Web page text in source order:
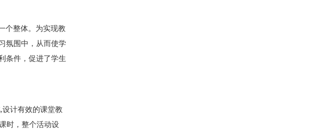
个整体。为实现教
氛围中，从而使学
条件，促进了学生
计有效的课堂教
时，整个活动设